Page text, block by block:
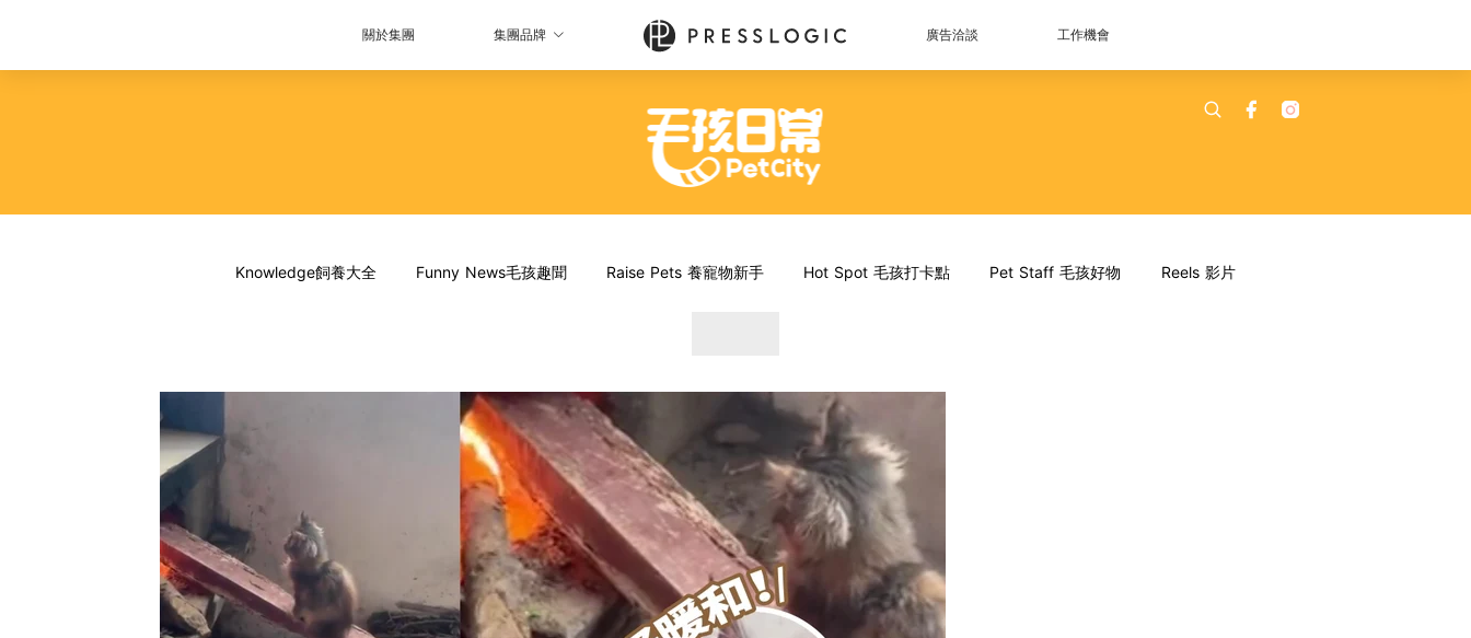
關於集團 集團品牌 廣告洽談 工作機會
Knowledge飼養大全 Funny News毛孩趣聞 Raise Pets 養寵物新手 Hot Spot 毛孩打卡點 Pet Staff 毛孩好物 Reels 影片